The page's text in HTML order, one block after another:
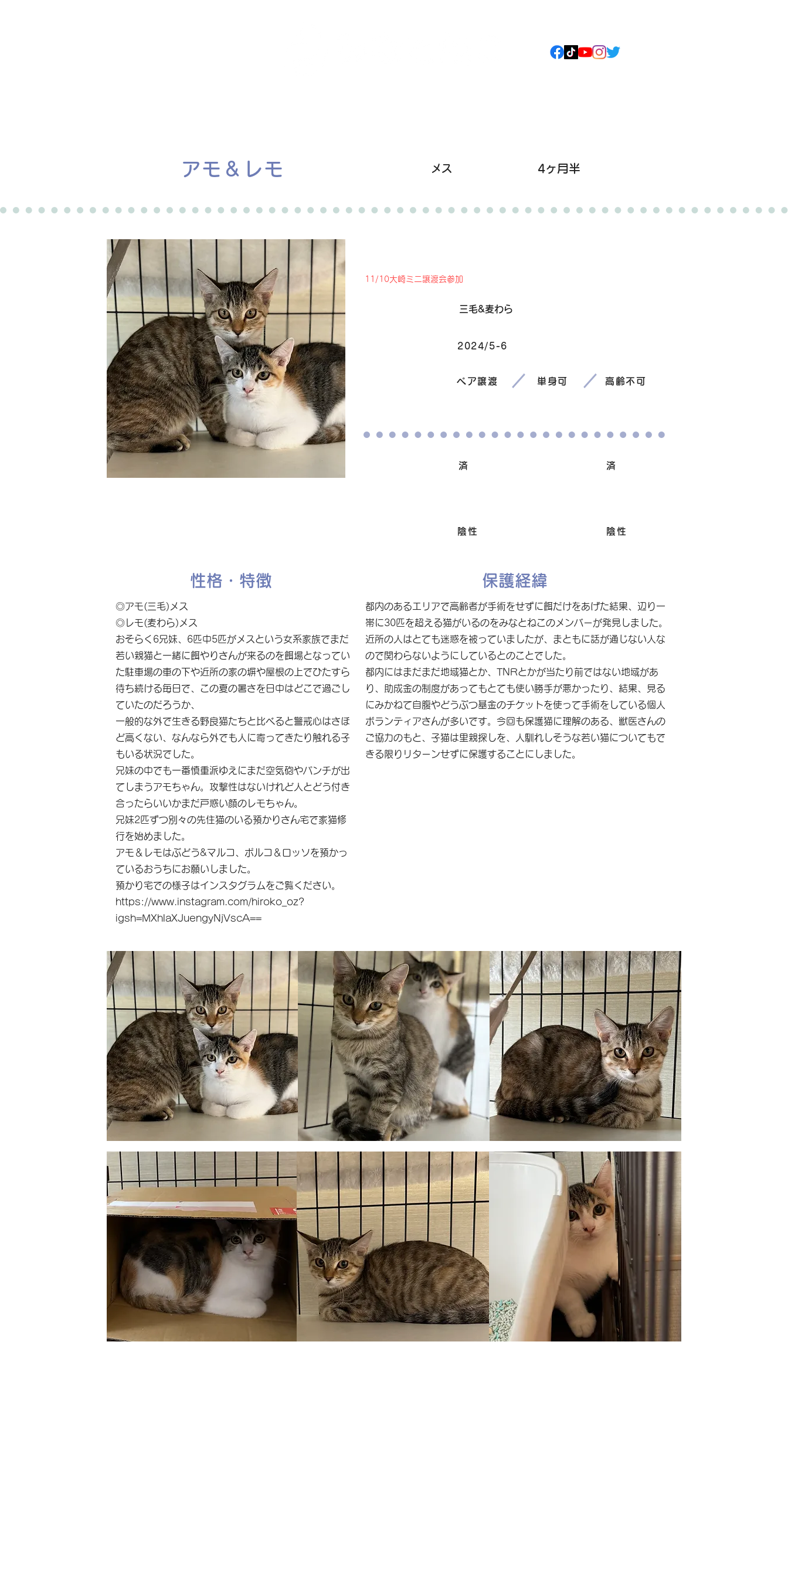
アモ＆レモ メス 4ヶ月半
11/10大崎ミニ譲渡会参加
三毛&麦わら
2024/5-6
ペア譲渡 単身可 高齢不可
済 済
陰性 陰性
性格・特徴
◎アモ(三毛)メス
◎レモ(麦わら)メス
おそらく6兄妹、6匹中5匹がメスという女系家族でまだ
若い親猫と一緒に餌やりさんが来るのを餌場となってい
た駐車場の車の下や近所の家の塀や屋根の上でひたすら
待ち続ける毎日で、この夏の暑さを日中はどこで過ごし
ていたのだろうか、
一般的な外で生きる野良猫たちと比べると警戒心はさほ
ど高くない、なんなら外でも人に寄ってきたり触れる子
もいる状況でした。
兄妹の中でも一番慎重派ゆえにまだ空気砲やパンチが出
てしまうアモちゃん。攻撃性はないけれど人とどう付き
合ったらいいかまだ戸惑い顔のレモちゃん。
兄妹2匹ずつ別々の先住猫のいる預かりさん宅で家猫修
行を始めました。
アモ＆レモはぶどう&マルコ、ポルコ＆ロッソを預かっ
ているおうちにお願いしました。
預かり宅での様子はインスタグラムをご覧ください。
https://www.instagram.com/hiroko_oz?
igsh=MXhlaXJuengyNjVscA==
保護経緯
都内のあるエリアで高齢者が手術をせずに餌だけをあげた結果、辺り一
帯に30匹を超える猫がいるのをみなとねこのメンバーが発見しました。
近所の人はとても迷惑を被っていましたが、まともに話が通じない人な
ので関わらないようにしているとのことでした。
都内にはまだまだ地域猫とか、TNRとかが当たり前ではない地域があ
り、助成金の制度があってもとても使い勝手が悪かったり、結果、見る
にみかねて自腹やどうぶつ基金のチケットを使って手術をしている個人
ボランティアさんが多いです。今回も保護猫に理解のある、獣医さんの
ご協力のもと、子猫は里親探しを、人馴れしそうな若い猫についてもで
きる限りリターンせずに保護することにしました。